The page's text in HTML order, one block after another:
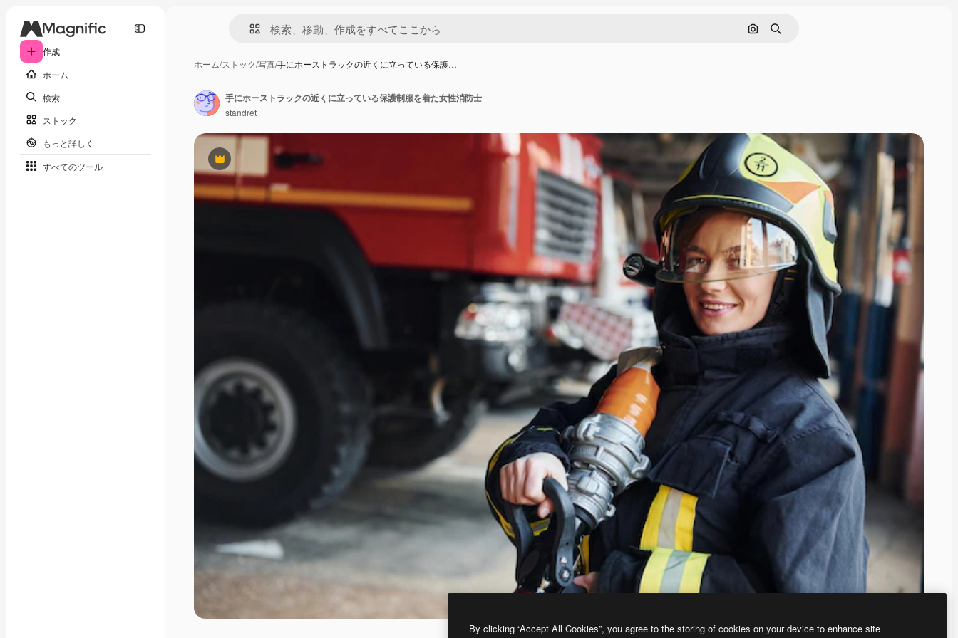
作成
ホーム
検索
ストック
もっと詳しく
すべてのツール
画像で検索
検索
ホーム/ストック/写真/手にホーストラックの近くに立っている保護…
Premium
手にホーストラックの近くに立っている保護制服を着た女性消防士
standret
By clicking “Accept All Cookies”, you agree to the storing of cookies on your device to enhance site